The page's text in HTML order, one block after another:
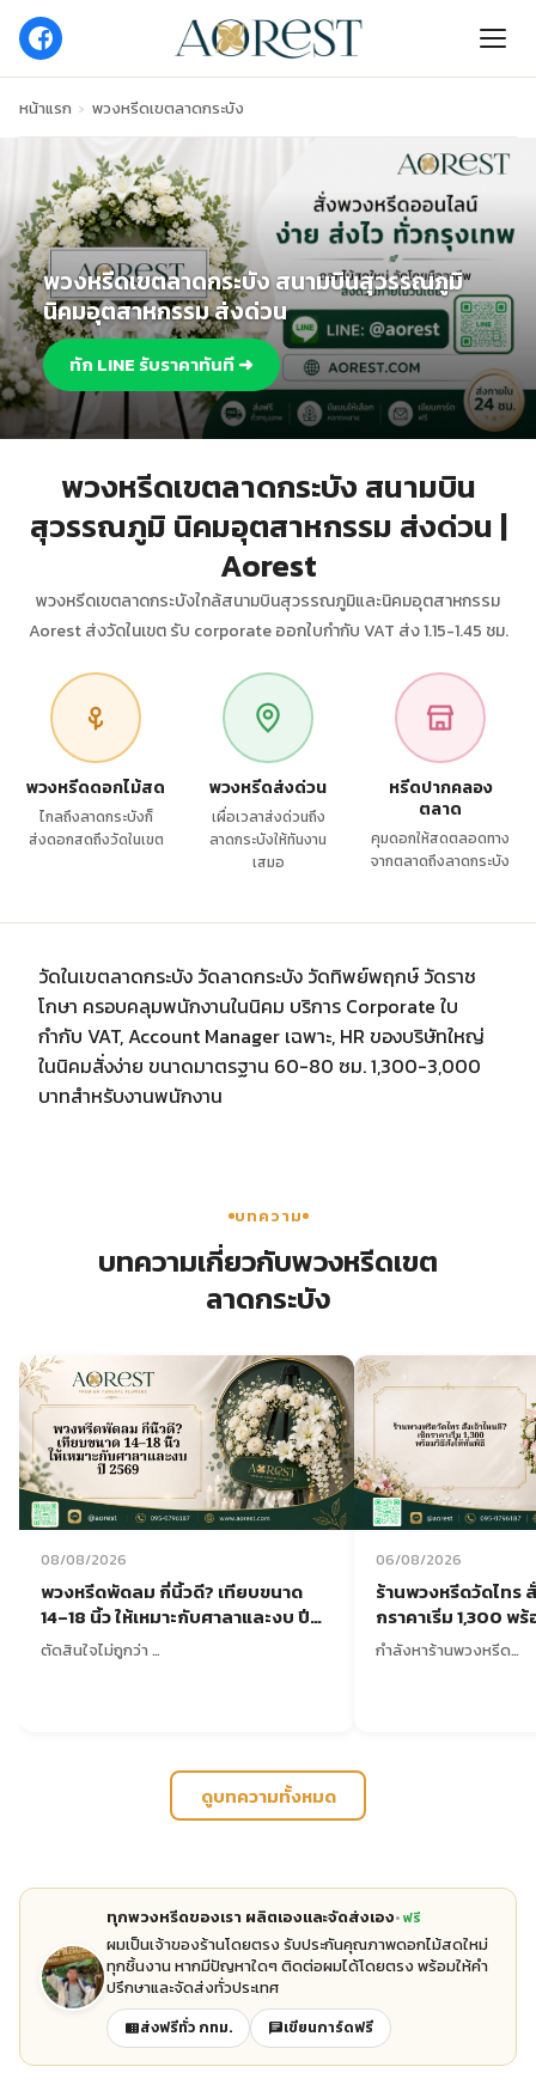
หน้าแรก › พวงหรีดเขตลาดกระบัง
พวงหรีดเขตลาดกระบัง สนามบินสุวรรณภูมิ
นิคมอุตสาหกรรม ส่งด่วน
ทัก LINE รับราคาทันที ➜
พวงหรีดเขตลาดกระบัง สนามบิน
สุวรรณภูมิ นิคมอุตสาหกรรม ส่งด่วน |
Aorest
พวงหรีดเขตลาดกระบังใกล้สนามบินสุวรรณภูมิและนิคมอุตสาหกรรม
Aorest ส่งวัดในเขต รับ corporate ออกใบกำกับ VAT ส่ง 1.15-1.45 ชม.
พวงหรีดดอกไม้สด
ไกลถึงลาดกระบังก็
ส่งดอกสดถึงวัดในเขต
พวงหรีดส่งด่วน
เผื่อเวลาส่งด่วนถึง
ลาดกระบังให้ทันงาน
เสมอ
หรีดปากคลอง
ตลาด
คุมดอกให้สดตลอดทาง
จากตลาดถึงลาดกระบัง
วัดในเขตลาดกระบัง วัดลาดกระบัง วัดทิพย์พฤกษ์ วัดราช
โกษา ครอบคลุมพนักงานในนิคม บริการ Corporate ใบ
กำกับ VAT, Account Manager เฉพาะ, HR ของบริษัทใหญ่
ในนิคมสั่งง่าย ขนาดมาตรฐาน 60-80 ซม. 1,300-3,000
บาทสำหรับงานพนักงาน
บทความ
บทความเกี่ยวกับพวงหรีดเขต
ลาดกระบัง
08/08/2026
พวงหรีดพัดลม กี่นิ้วดี? เทียบขนาด
14–18 นิ้ว ให้เหมาะกับศาลาและงบ ปี
2569
ตัดสินใจไม่ถูกว่า …
06/08/2026
ร้านพวงหรีดวัดไทร
กราคาเริ่ม 1,300 พ
กำลังหาร้านพวงหรีด…
ดูบทความทั้งหมด
ทุกพวงหรีดของเรา ผลิตเองและจัดส่งเอง ฟรี
ผมเป็นเจ้าของร้านโดยตรง รับประกันคุณภาพดอกไม้สดใหม่
ทุกชิ้นงาน หากมีปัญหาใดๆ ติดต่อผมได้โดยตรง พร้อมให้คำ
ปรึกษาและจัดส่งทั่วประเทศ
ส่งฟรีทั่ว กทม. เขียนการ์ดฟรี